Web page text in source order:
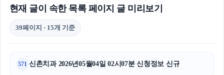
현재 글이 속한 목록 페이지 글 미리보기
39페이지 · 15개 기준
571 신촌치과 2026년05월04일 02시07분 신청정보 신규